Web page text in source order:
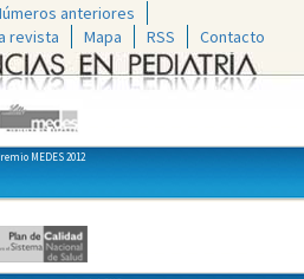
anteriores
revista Mapa RSS Contacto
MEDES 2012